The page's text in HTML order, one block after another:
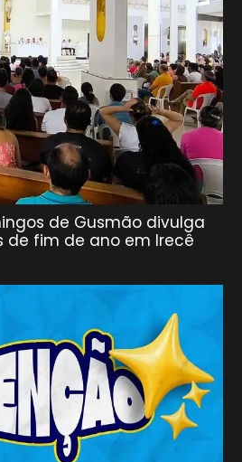
de Gusmão divulga
de fim de ano em Irecê